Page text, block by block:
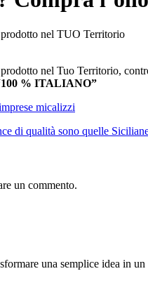
nel TUO Territorio
nel Tuo Territorio,
% ITALIANO”
di qualità sono quelle
un commento.
una semplice idea in